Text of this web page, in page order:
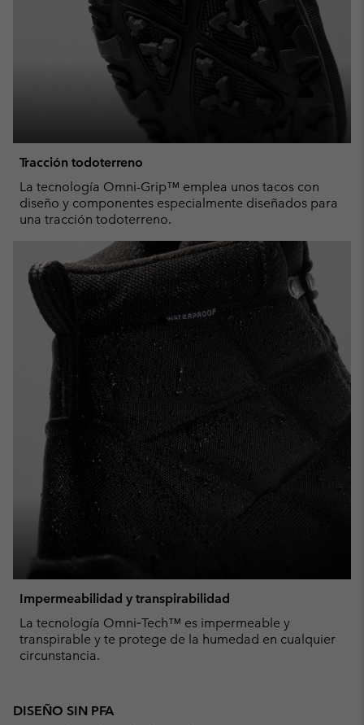
Tracción todoterreno
La tecnología Omni-Grip™ emplea unos tacos con
diseño y componentes especialmente diseñados para
una tracción todoterreno.
Impermeabilidad y transpirabilidad
La tecnología Omni‑Tech™ es impermeable y
transpirable y te protege de la humedad en cualquier
circunstancia.
DISEÑO SIN PFA